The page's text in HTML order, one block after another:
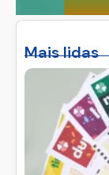
Mais lidas